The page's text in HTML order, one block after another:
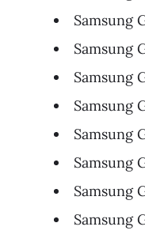
Samsung
Samsung
Samsung
Samsung
Samsung
Samsung
Samsung
Samsung